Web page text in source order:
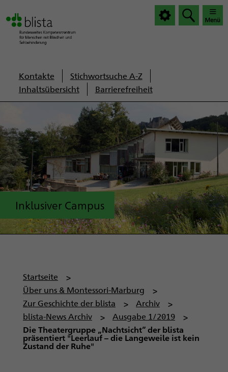
Servicenavigation
Kontakte
Stichwortsuche A-Z
Inhaltsübersicht
Barrierefreiheit
Inklusiver Campus
P
f
a
d
n
a
Startseite
Über uns & Montessori-Marburg
Zur Geschichte der blista
Archiv
blista-News Archiv
Ausgabe 1/2019
Die Theatergruppe „Nachtsicht“ der blista
präsentiert "Leerlauf – die Langeweile ist kein
Zustand der Ruhe"